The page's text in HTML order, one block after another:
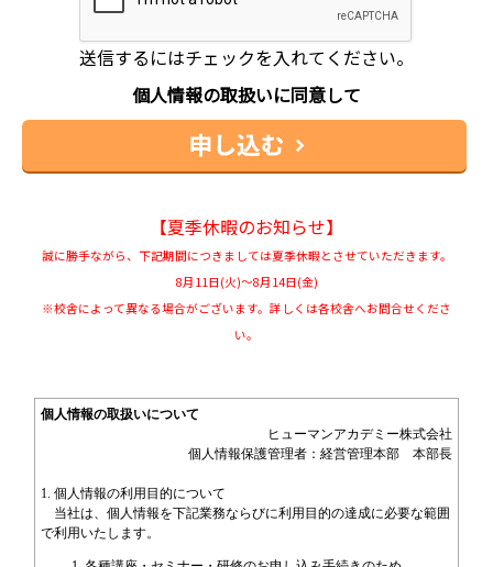
送信するにはチェックを入れてください。
個人情報の取扱いに同意して
【夏季休暇のお知らせ】
誠に勝手ながら、下記期間につきましては夏季休暇とさせていただきます。
8月11日(火)～8月14日(金)
※校舎によって異なる場合がございます。詳しくは各校舎へお問合せくださ
い。